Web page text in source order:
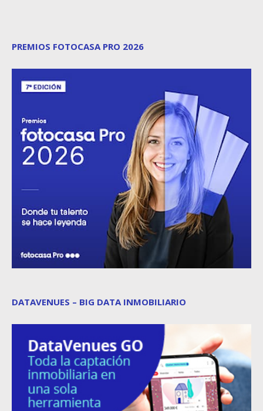
PREMIOS FOTOCASA PRO 2026
DATAVENUES – BIG DATA INMOBILIARIO